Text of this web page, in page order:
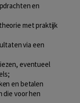
en
met praktijk
via een
eventueel
en betalen
die voor hen